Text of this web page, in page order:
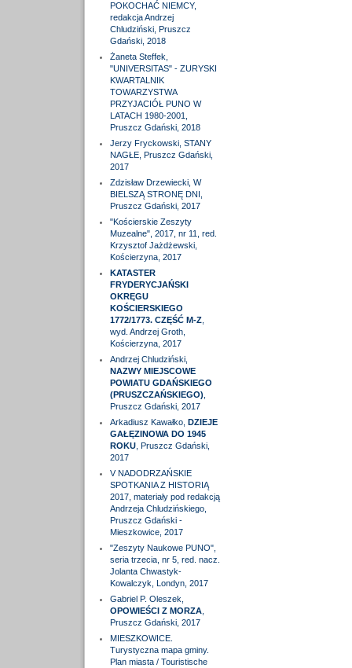
POKOCHAĆ NIEMCY,
redakcja Andrzej
Chludziński, Pruszcz
Gdański, 2018
Żaneta Steffek,
"UNIVERSITAS" - ZURYSKI
KWARTALNIK
TOWARZYSTWA
PRZYJACIÓŁ PUNO W
LATACH 1980-2001,
Pruszcz Gdański, 2018
Jerzy Fryckowski, STANY
NAGŁE, Pruszcz Gdański,
2017
Zdzisław Drzewiecki, W
BIELSZĄ STRONĘ DNI,
Pruszcz Gdański, 2017
"Kościerskie Zeszyty
Muzealne", 2017, nr 11, red.
Krzysztof Jażdżewski,
Kościerzyna, 2017
KATASTER
FRYDERYCJAŃSKI
OKRĘGU
KOŚCIERSKIEGO
1772/1773. CZĘŚĆ M-Z,
wyd. Andrzej Groth,
Kościerzyna, 2017
Andrzej Chludziński,
NAZWY MIEJSCOWE
POWIATU GDAŃSKIEGO
(PRUSZCZAŃSKIEGO)
Pruszcz Gdański, 2017
Arkadiusz Kawałko, DZIEJE
GAŁĘZINOWA DO 1945
ROKU, Pruszcz Gdański,
2017
V NADODRZAŃSKIE
SPOTKANIA Z HISTORIĄ
2017, materiały pod redakcją
Andrzeja Chludzińskiego,
Pruszcz Gdański -
Mieszkowice, 2017
"Zeszyty Naukowe PUNO",
seria trzecia, nr 5, red. nacz.
Jolanta Chwastyk-
Kowalczyk, Londyn, 2017
Gabriel P. Oleszek,
OPOWIEŚCI Z MORZA,
Pruszcz Gdański, 2017
MIESZKOWICE.
Turystyczna mapa gminy.
Plan miasta / Touristische